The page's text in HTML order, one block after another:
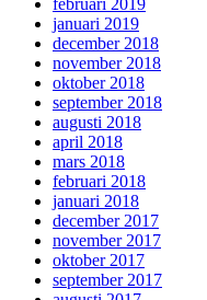
januari 2019
december 2018
november 2018
oktober 2018
september 2018
augusti 2018
april 2018
mars 2018
februari 2018
januari 2018
december 2017
november 2017
oktober 2017
september 2017